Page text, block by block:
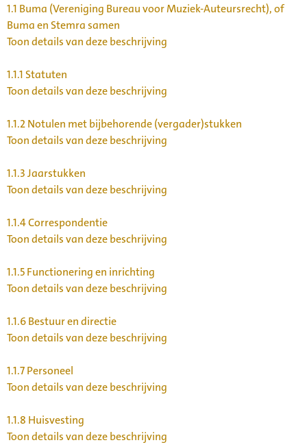
1.1 Buma (Vereniging Bureau voor Muziek-Auteursrecht), of
Buma en Stemra samen
Toon details van deze beschrijving
1.1.1 Statuten
Toon details van deze beschrijving
1.1.2Notulen met bijbehorende (vergader)stukken
Toon details van deze beschrijving
1.1.3Jaarstukken
Toon details van deze beschrijving
1.1.4Correspondentie
Toon details van deze beschrijving
1.1.5Functionering en inrichting
Toon details van deze beschrijving
1.1.6Bestuur en directie
Toon details van deze beschrijving
1.1.7Personeel
Toon details van deze beschrijving
1.1.8 Huisvesting
Toon details van deze beschrijving